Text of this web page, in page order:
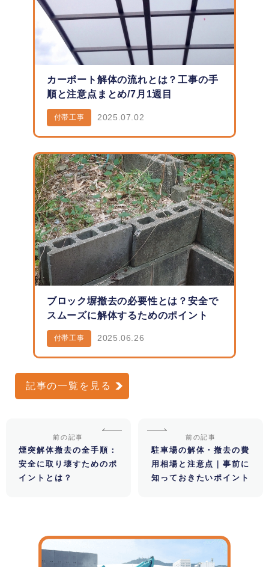
カーポート解体の流れとは？工事の手
順と注意点まとめ/7月1週目
付帯工事 2025.07.02
ブロック塀撤去の必要性とは？安全で
スムーズに解体するためのポイント
付帯工事 2025.06.26
記事の一覧を見る
前の記事
煙突解体撤去の全手順：
安全に取り壊すためのポ
イントとは？
前の記事
駐車場の解体・撤去の費
用相場と注意点｜事前に
知っておきたいポイント